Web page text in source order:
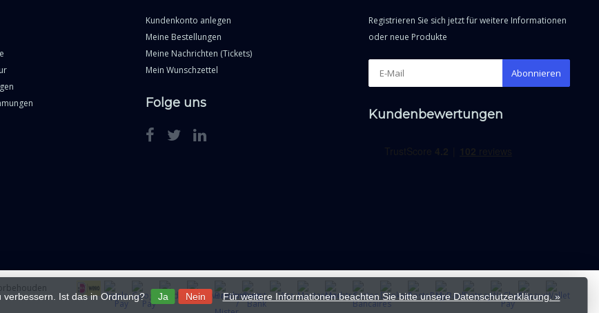
Kundenkonto anlegen
Meine Bestellungen
Meine Nachrichten (Tickets)
Mein Wunschzettel
Folge uns
Registrieren Sie sich jetzt für weitere Informationen
oder neue Produkte
Abonnieren
Kundenbewertungen
verbessern. Ist das in Ordnung? Ja Nein Für weitere Informationen beachten Sie bitte unsere Datenschutzerklärung. »